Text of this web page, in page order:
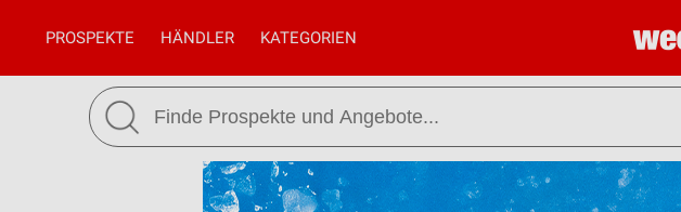
PROSPEKTE HÄNDLER KATEGORIEN